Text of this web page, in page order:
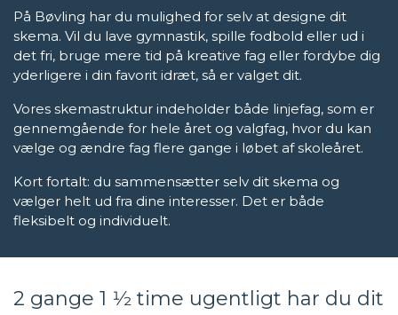
På Bøvling har du mulighed for selv at designe dit
skema. Vil du lave gymnastik, spille fodbold eller ud i
det fri, bruge mere tid på kreative fag eller fordybe dig
yderligere i din favorit idræt, så er valget dit.
Vores skemastruktur indeholder både linjefag, som er
gennemgående for hele året og valgfag, hvor du kan
vælge og ændre fag flere gange i løbet af skoleåret.
Kort fortalt: du sammensætter selv dit skema og
vælger helt ud fra dine interesser. Det er både
fleksibelt og individuelt.
2 gange 1 1⁄2 time ugentligt har du dit